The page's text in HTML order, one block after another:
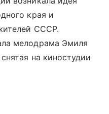
края и
СССР.
мелодрама Эмиля
снятая на киностудии